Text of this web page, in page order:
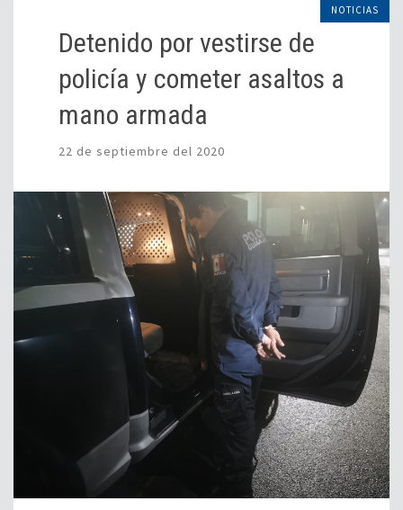
Se vistió de policía para cometer sus fechorías pero aún
así fue detenido. Un sujeto logró conseguir un uniforme
oficial de la Comisaría de Guadalajara y se vistió de
policía para, junto con otro hombre, salir a cometer
asaltos a mano armada en las calles. El gusto no les
duró mucho ya que reportes al […]